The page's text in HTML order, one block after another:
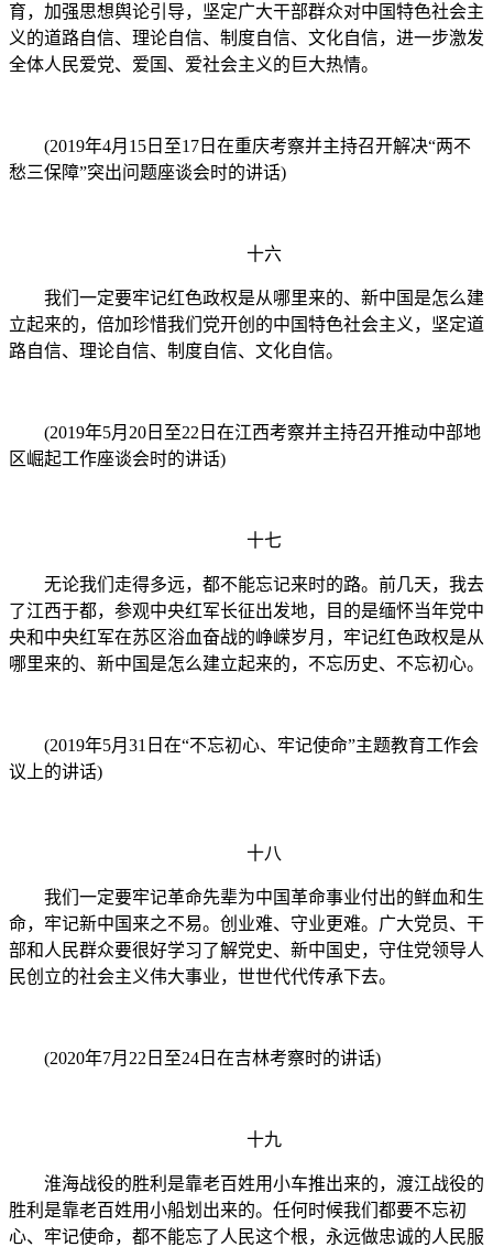
育，加强思想舆论引导，坚定广大干部群众对中国特色社会主
义的道路自信、理论自信、制度自信、文化自信，进一步激发
全体人民爱党、爱国、爱社会主义的巨大热情。
(2019年4月15日至17日在重庆考察并主持召开解决“两不
愁三保障”突出问题座谈会时的讲话)
十六
我们一定要牢记红色政权是从哪里来的、新中国是怎么建
立起来的，倍加珍惜我们党开创的中国特色社会主义，坚定道
路自信、理论自信、制度自信、文化自信。
(2019年5月20日至22日在江西考察并主持召开推动中部地
区崛起工作座谈会时的讲话)
十七
无论我们走得多远，都不能忘记来时的路。前几天，我去
了江西于都，参观中央红军长征出发地，目的是缅怀当年党中
央和中央红军在苏区浴血奋战的峥嵘岁月，牢记红色政权是从
哪里来的、新中国是怎么建立起来的，不忘历史、不忘初心。
(2019年5月31日在“不忘初心、牢记使命”主题教育工作会
议上的讲话)
十八
我们一定要牢记革命先辈为中国革命事业付出的鲜血和生
命，牢记新中国来之不易。创业难、守业更难。广大党员、干
部和人民群众要很好学习了解党史、新中国史，守住党领导人
民创立的社会主义伟大事业，世世代代传承下去。
(2020年7月22日至24日在吉林考察时的讲话)
十九
淮海战役的胜利是靠老百姓用小车推出来的，渡江战役的
胜利是靠老百姓用小船划出来的。任何时候我们都要不忘初
心、牢记使命，都不能忘了人民这个根，永远做忠诚的人民服